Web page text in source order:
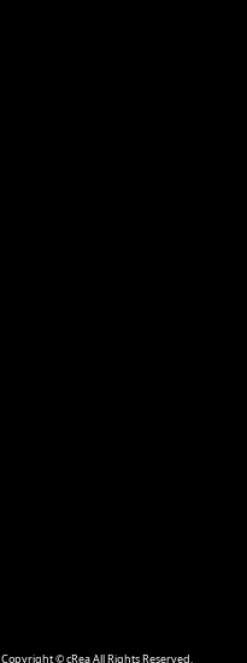
Copyright © cRea All Rights Reserved.